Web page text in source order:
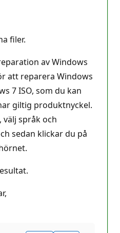
filer.
av Windows
att reparera Windows
7 ISO, som du kan
giltig produktnyckel.
välj språk och
sedan klickar du på